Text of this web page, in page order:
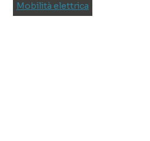
Mobilità elettrica